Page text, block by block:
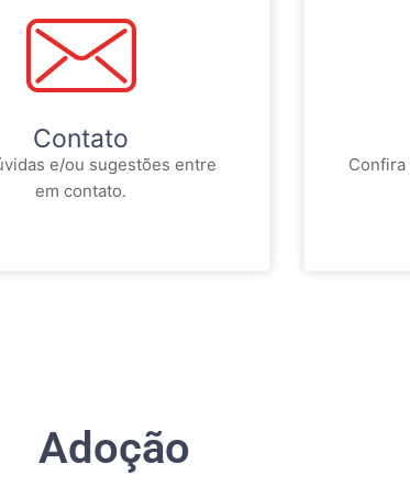
Contato
e/ou sugestões entre
em contato.
Adoção